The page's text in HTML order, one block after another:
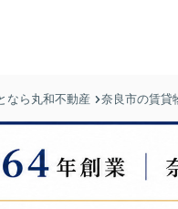
なら丸和不動産 奈良市の賃貸